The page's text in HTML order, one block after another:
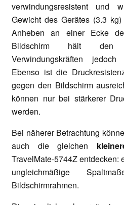
verwindungsresistent und
Gewicht des Gerätes (3.3
Anheben an einer Ecke
Bildschirm hält den
Verwindungskräften
Ebenso ist die
gegen den Bildschirm
können nur bei stärkerer
werden.
Bei näherer Betrachtung
auch die gleichen
TravelMate-5744Z entdecken:
ungleichmäßige
Bildschirmrahmen.